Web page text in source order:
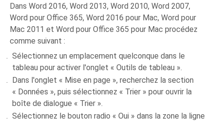
Dans Word 2016, Word 2013, Word 2010, Word 2007,
Word pour Office 365, Word 2016 pour Mac, Word pour
Mac 2011 et Word pour Office 365 pour Mac procédez
comme suivant :
Sélectionnez un emplacement quelconque dans le
tableau pour activer l'onglet « Outils de tableau ».
Dans l'onglet « Mise en page », recherchez la section
« Données », puis sélectionnez « Trier » pour ouvrir la
boîte de dialogue « Trier ».
Sélectionnez le bouton radio « Oui » dans la zone la ligne